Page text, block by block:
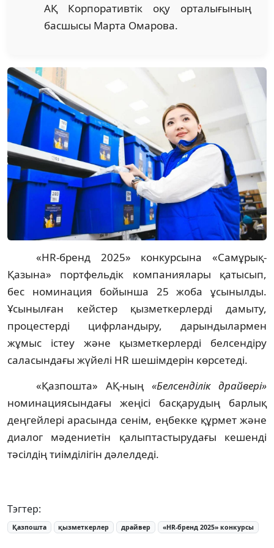
АҚ Корпоративтік оқу орталығының
басшысы Марта Омарова.
«HR-бренд 2025» конкурсына «Самұрық-
Қазына» портфельдік компаниялары қатысып,
бес номинация бойынша 25 жоба ұсынылды.
Ұсынылған кейстер қызметкерлерді дамыту,
процестерді цифрландыру, дарындылармен
жұмыс істеу және қызметкерлерді белсендіру
саласындағы жүйелі HR шешімдерін көрсетеді.
«Қазпошта» АҚ-ның«Белсенділік драйвері»
номинациясындағы жеңісі басқарудың барлық
деңгейлері арасында сенім, еңбекке құрмет және
диалог мәдениетін қалыптастырудағы кешенді
тәсілдің тиімділігін дәлелдеді.
Тэгтер:
Қазпошта қызметкерлер драйвер «HR-бренд 2025» конкурсы